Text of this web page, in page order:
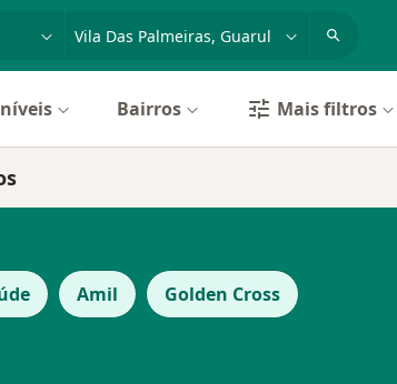
ou nome
Bairros Mais filtros
Amil Golden Cross